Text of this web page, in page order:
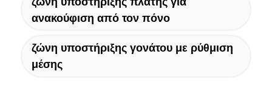
ανακούφιση από τον πόνο
ζώνη υποστήριξης γονάτου με ρύθμιση
μέσης